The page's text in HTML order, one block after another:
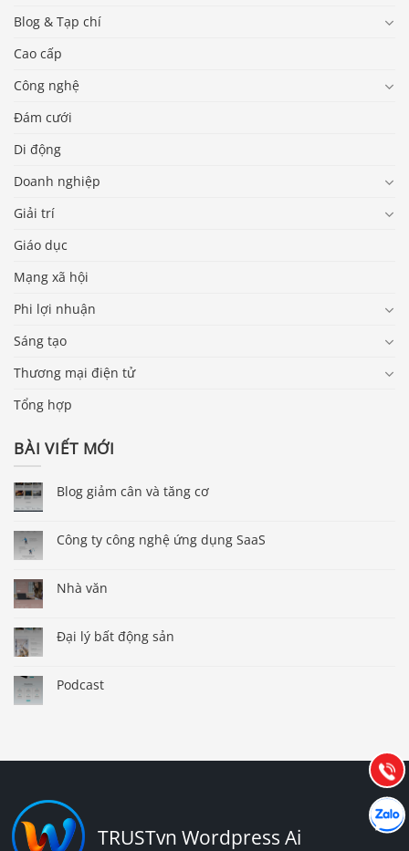
Blog & Tạp chí
Cao cấp
Công nghệ
Đám cưới
Di động
Doanh nghiệp
Giải trí
Giáo dục
Mạng xã hội
Phi lợi nhuận
Sáng tạo
Thương mại điện tử
Tổng hợp
BÀI VIẾT MỚI
Blog giảm cân và tăng cơ
Công ty công nghệ ứng dụng SaaS
Nhà văn
Đại lý bất động sản
Podcast
TRUSTvn Wordpress Ai
Gọi
(028) 22.166.144
Chát
Tư vấn